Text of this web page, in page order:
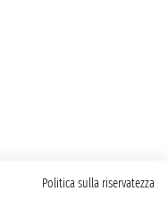
Politica sulla riservatezza